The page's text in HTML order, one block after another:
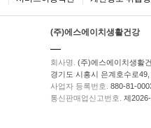
(주)에스에이치생활건강
회사명. (주)에스에이치생활
경기도 시흥시 은계호수로
사업자 등록번호. 880-81-
통신판매업신고번호. 제